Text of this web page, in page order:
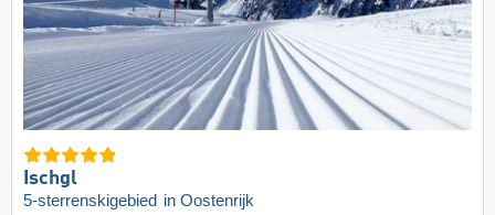
Ischgl
5-sterrenskigebied in Oostenrijk